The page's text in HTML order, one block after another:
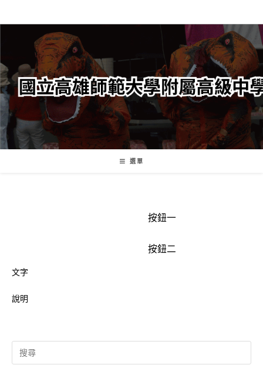
轉
要
內
容
選單
按鈕一
按鈕二
文字
說明
Search
for: